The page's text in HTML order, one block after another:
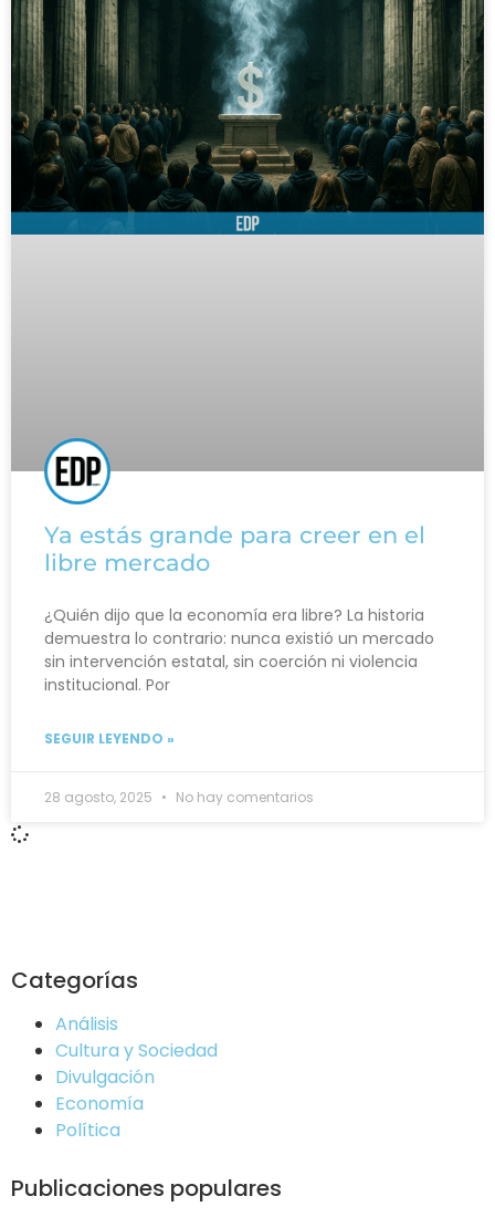
Ya estás grande para creer en el
libre mercado
¿Quién dijo que la economía era libre? La historia
demuestra lo contrario: nunca existió un mercado
sin intervención estatal, sin coerción ni violencia
institucional. Por
SEGUIR LEYENDO »
28 agosto, 2025 No hay comentarios
Categorías
Análisis
Cultura y Sociedad
Divulgación
Economía
Política
Publicaciones populares